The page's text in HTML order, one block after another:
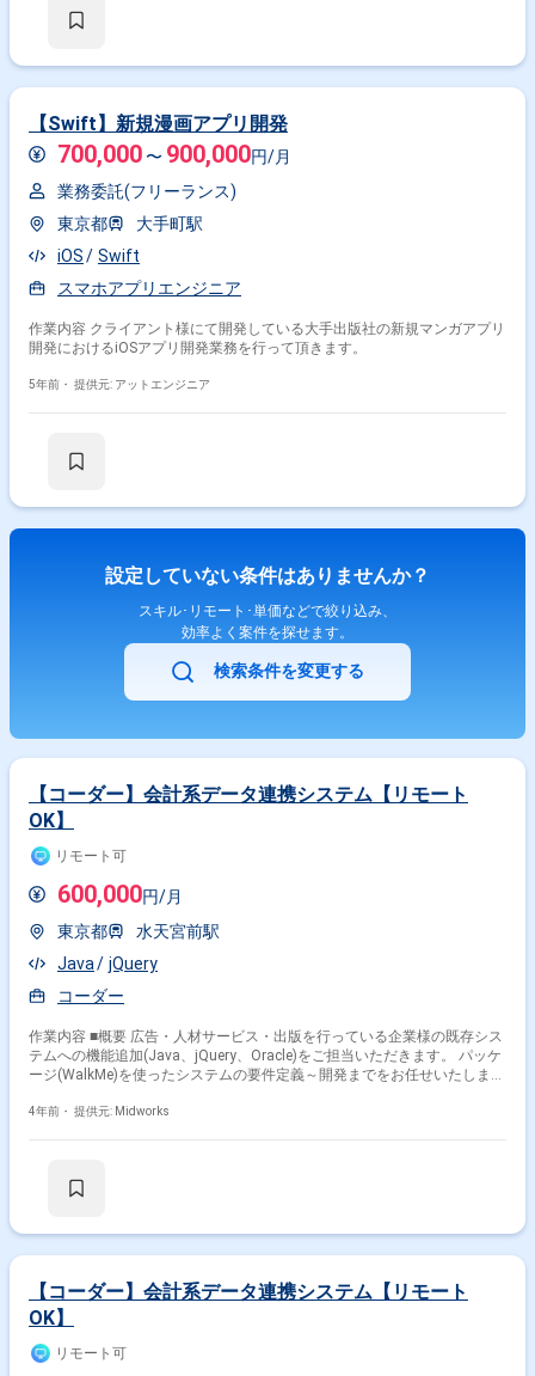
時に出社が必要となる場合がございます。 --------------------------------------------------------
【Swift】新規漫画アプリ開発
700,000 〜 900,000円/月
業務委託(フリーランス)
東京都
大手町駅
iOS
Swift
スマホアプリエンジニア
作業内容 クライアント様にて開発している大手出版社の新規マンガアプリ
開発におけるiOSアプリ開発業務を行って頂きます。
5年前・ 提供元: アットエンジニア
設定していない条件はありませんか？
スキル･リモート･単価などで絞り込み、
効率よく案件を探せます。
検索条件を変更する
【コーダー】会計系データ連携システム【リモート
OK】
リモート可
600,000円/月
東京都
水天宮前駅
Java
jQuery
コーダー
作業内容 ■概要 広告・人材サービス・出版を行っている企業様の既存シス
テムへの機能追加(Java、jQuery、Oracle)をご担当いただきます。 パッケ
ージ(WalkMe)を使ったシステムの要件定義～開発までをお任せいたしま
造／テスト設計/テスト実施 ・マネジメントのサポートなど
4年前・ 提供元: Midworks
【コーダー】会計系データ連携システム【リモート
OK】
リモート可